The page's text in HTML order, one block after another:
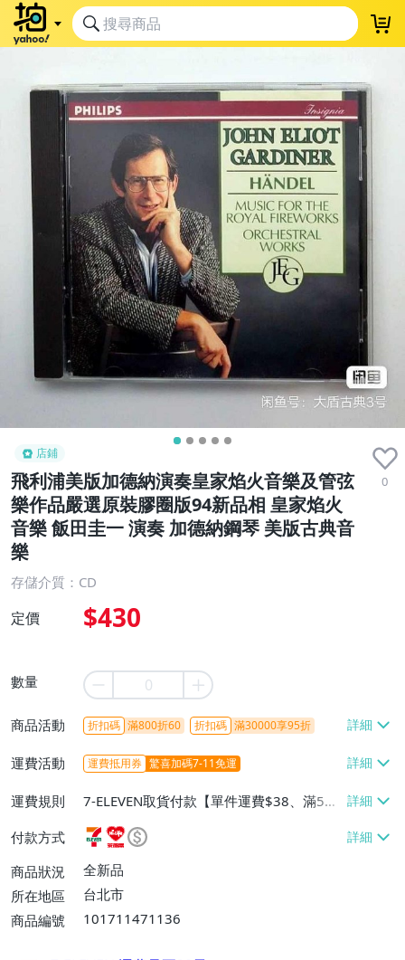
店鋪
飛利浦美版加德納演奏皇家焰火音樂及管弦
樂作品嚴選原裝膠圈版94新品相 皇家焰火
音樂 飯田圭一 演奏 加德納鋼琴 美版古典音
樂
0
存儲介質：CD
定價 $430
數量
商品活動 折扣碼 滿800折60 折扣碼 滿30000享95折
運費活動 運費抵用券 驚喜加碼7-11免運
運費規則
7-ELEVEN取貨付款【單件運費$38、滿5件
或消費滿$1298免運費】、7-ELEVEN取貨
不付款【免運費】、萊爾富取貨付款【單件
運費$60、滿5件或消費滿$1298免運
費】、宅配/貨運【單件運費$120、滿5件
付款方式
商品狀況
全新品
所在地區
台北市
商品編號
101711471136